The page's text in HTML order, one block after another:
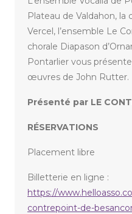
Plateau de Valdahon,
Vercel, l’ensemble Le
chorale Diapason
Pontarlier vous
œuvres de John Rutter.
Présenté par LE
RÉSERVATIONS
Placement libre
Billetterie en ligne :
https://
contrepoint-de-